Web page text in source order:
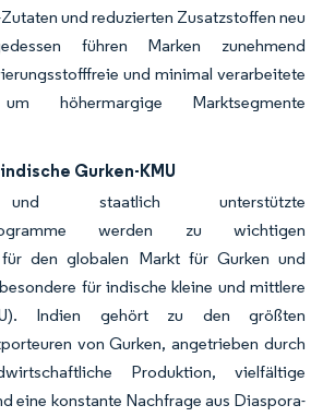
und reduzierten Zusatzstoffen neu
führen Marken zunehmend
und minimal verarbeitete
höhermargige Marktsegmente
Gurken-KMU
und staatlich unterstützte
werden zu wichtigen
für den globalen Markt für Gurken und
für indische kleine und mittlere
Indien gehört zu den größten
von Gurken, angetrieben durch
Produktion, vielfältige
eine konstante Nachfrage aus Diaspora-